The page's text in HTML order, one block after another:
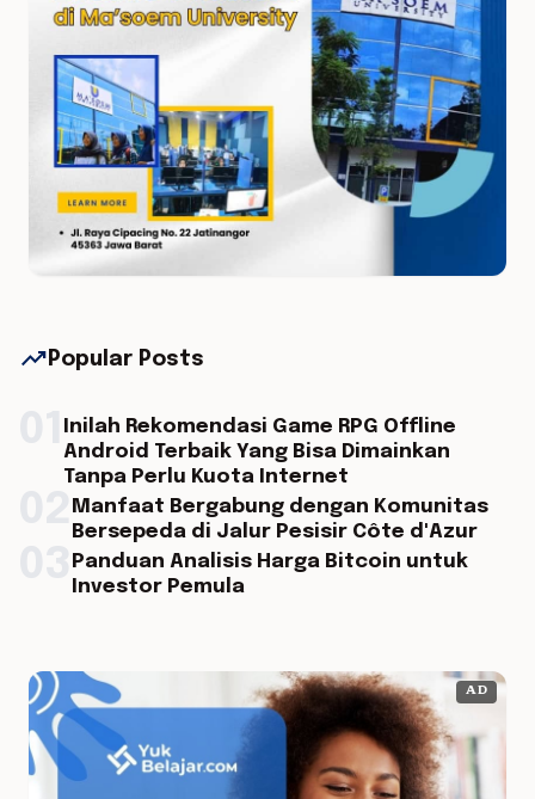
trending_up Popular Posts
Inilah Rekomendasi Game RPG Offline
Android Terbaik Yang Bisa Dimainkan
Tanpa Perlu Kuota Internet
Manfaat Bergabung dengan Komunitas
Bersepeda di Jalur Pesisir Côte d'Azur
Panduan Analisis Harga Bitcoin untuk
Investor Pemula
AD